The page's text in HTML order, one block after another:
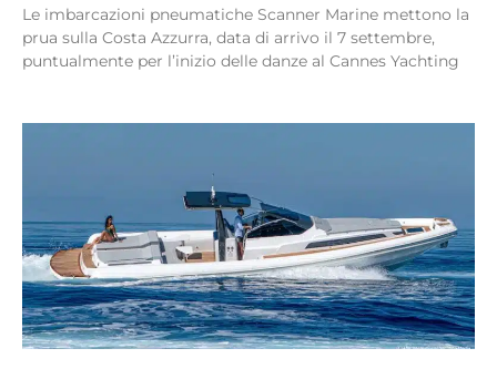
Le imbarcazioni pneumatiche Scanner Marine mettono la
prua sulla Costa Azzurra, data di arrivo il 7 settembre,
puntualmente per l’inizio delle danze al Cannes Yachting